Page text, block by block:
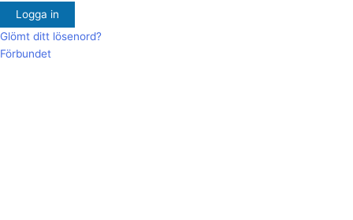
Logga in
Glömt ditt lösenord?
Förbundet